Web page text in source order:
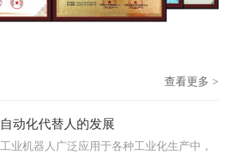
查看更多 >
自动化代替人的发展
工业机器人广泛应用于各种工业化生产中，